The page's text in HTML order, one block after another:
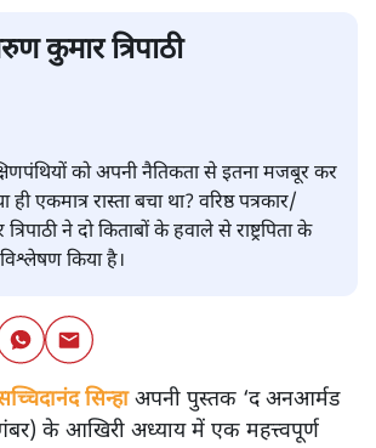
कुमार त्रिपाठी
को अपनी नैतिकता से इतना मजबूर कर
ही एकमात्र रास्ता बचा था? वरिष्ठ पत्रकार/
ने दो किताबों के हवाले से राष्ट्रपिता के
किया है।
सिन्हाअपनी पुस्तक ‘द अनआर्मड
के आखिरी अध्याय में एक महत्त्वपूर्ण